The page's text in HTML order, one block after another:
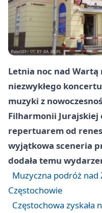
Letnia noc nad Wartą
niezwykłego
muzyki z
Filharmonii Jurajskiej
repertuarem od
wyjątkowa sceneria
dodała temu
Muzyczna podróż nad
Częstochowie
Częstochowa zyskała